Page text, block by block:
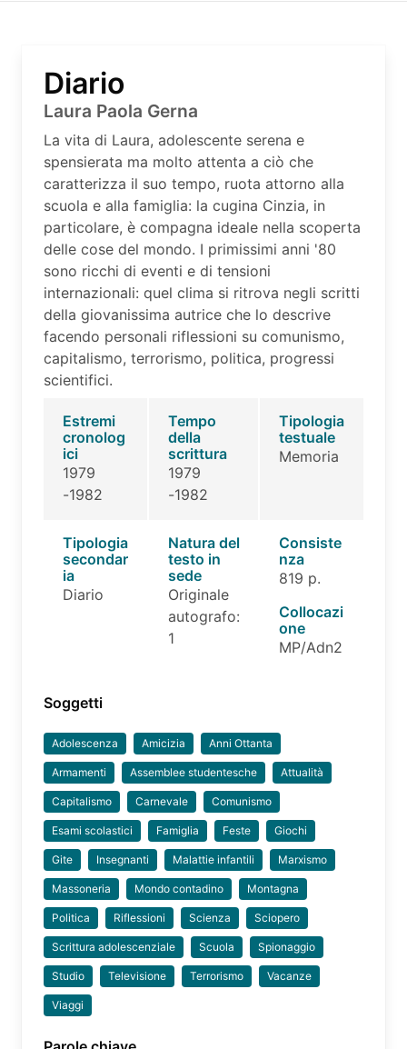
Diario
Laura Paola Gerna
La vita di Laura, adolescente serena e
spensierata ma molto attenta a ciò che
caratterizza il suo tempo, ruota attorno alla
scuola e alla famiglia: la cugina Cinzia, in
particolare, è compagna ideale nella scoperta
delle cose del mondo. I primissimi anni '80
sono ricchi di eventi e di tensioni
internazionali: quel clima si ritrova negli scritti
della giovanissima autrice che lo descrive
facendo personali riflessioni su comunismo,
capitalismo, terrorismo, politica, progressi
scientifici.
Estremi
cronolog
ici
1979
-1982
Tempo
della
scrittura
1979
-1982
Tipologia
testuale
Memoria
Tipologia
secondar
ia
Diario
Natura del
testo in
sede
Originale
autografo:
1
Consiste
nza
819 p.
Collocazi
one
MP/Adn2
Soggetti
Adolescenza Amicizia Anni Ottanta
Armamenti Assemblee studentesche Attualità
Capitalismo Carnevale Comunismo
Esami scolastici Famiglia Feste Giochi
Gite Insegnanti Malattie infantili Marxismo
Massoneria Mondo contadino Montagna
Politica Riflessioni Scienza Sciopero
Scrittura adolescenziale Scuola Spionaggio
Studio Televisione Terrorismo Vacanze
Viaggi